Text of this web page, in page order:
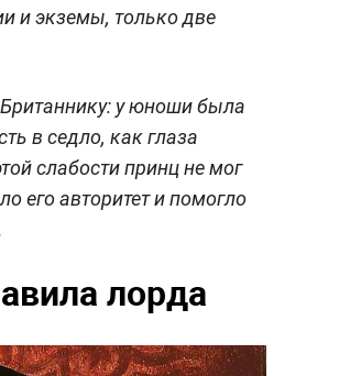
и экземы, только две
у юноши была
в седло, как глаза
слабости принц не мог
его авторитет и помогло
лорда